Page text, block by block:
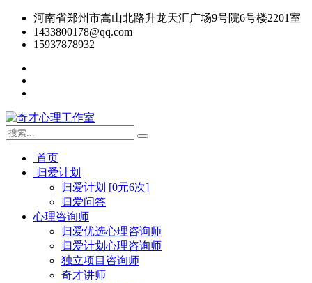
河南省郑州市嵩山北路升龙天汇广场9号院6号楼2201室
1433800178@qq.com
15937878932
首页
归爱计划
归爱计划 [0元6次]
归爱问答
心理咨询师
归爱优选心理咨询师
归爱计划心理咨询师
独立项目咨询师
奇才讲师